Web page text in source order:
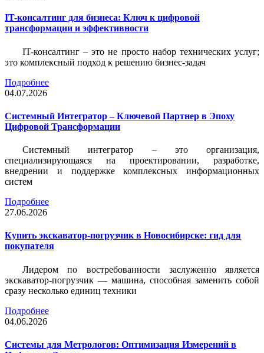
IT-консалтинг для бизнеса: Ключ к цифровой
трансформации и эффективности
IT-консалтинг – это не просто набор технических услуг;
это комплексный подход к решению бизнес-задач
Подробнее
04.07.2026
Системный Интегратор – Ключевой Партнер в Эпоху
Цифровой Трансформации
Системный интегратор – это организация,
специализирующаяся на проектировании, разработке,
внедрении и поддержке комплексных информационных
систем
Подробнее
27.06.2026
Купить экскаватор-погрузчик в Новосибирске: гид для
покупателя
Лидером по востребованности заслуженно является
экскаватор-погрузчик — машина, способная заменить собой
сразу несколько единиц техники
Подробнее
04.06.2026
Системы для Метрологов: Оптимизация Измерений в